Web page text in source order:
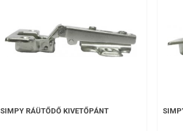
SIMPY RÁÜTŐDŐ KIVETŐPÁNT